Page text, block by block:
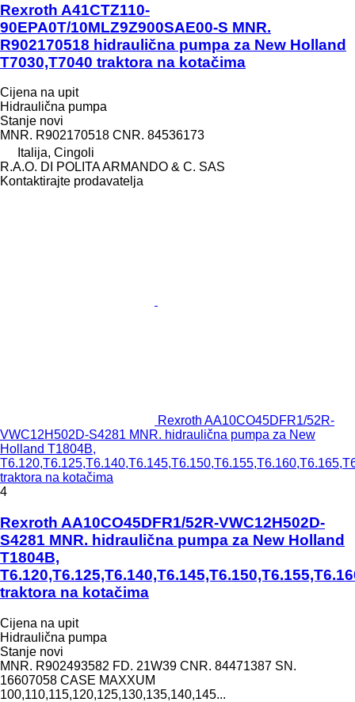
Rexroth A41CTZ110-
90EPA0T/10MLZ9Z900SAE00-S MNR.
R902170518 hidraulična pumpa za New Holland
T7030,T7040 traktora na kotačima
Cijena na upit
Hidraulična pumpa
Stanje novi
MNR. R902170518 CNR. 84536173
Italija, Cingoli
R.A.O. DI POLITA ARMANDO & C. SAS
Kontaktirajte prodavatelja
Rexroth AA10CO45DFR1/52R-
VWC12H502D-S4281 MNR. hidraulična pumpa za New
Holland T1804B,
traktora na kotačima
4
Rexroth AA10CO45DFR1/52R-VWC12H502D-
S4281 MNR. hidraulična pumpa za New Holland
T1804B,
traktora na kotačima
Cijena na upit
Hidraulična pumpa
Stanje novi
MNR. R902493582 FD. 21W39 CNR. 84471387 SN.
16607058 CASE MAXXUM
100,110,115,120,125,130,135,140,145...